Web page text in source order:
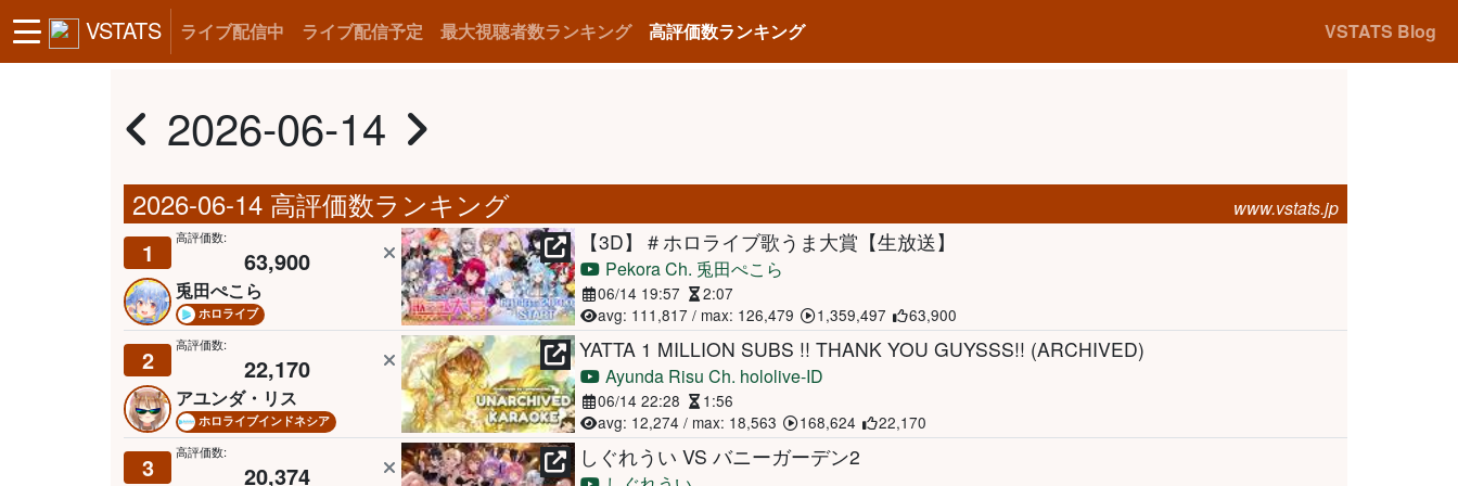
VSTATS ライブ配信中 ライブ配信予定 最大視聴者数ランキング 高評価数ランキング VSTATS Blog
2026-06-14
2026-06-14 高評価数ランキング www.vstats.jp
1 高評価数:
63,900
兎田ぺこら
ホロライブ
【3D】＃ホロライブ歌うま大賞【生放送】
Pekora Ch. 兎田ぺこら
06/14 19:57
2:07
avg: 111,817 / max: 126,479
1,359,497 63,900
2 高評価数:
22,170
アユンダ・リス
ホロライブインドネシア
YATTA 1 MILLION SUBS !! THANK YOU GUYSSS!! (ARCHIVED)
Ayunda Risu Ch. hololive-ID
06/14 22:28
1:56
avg: 12,274 / max: 18,563
168,624 22,170
3 高評価数:
20,374
しぐれうい VS バニーガーデン2